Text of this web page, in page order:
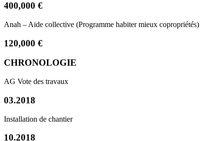
400,000 €
Anah – Aide collective (Programme habiter mieux copropriétés)
120,000 €
CHRONOLOGIE
AG Vote des travaux
03.2018
Installation de chantier
10.2018